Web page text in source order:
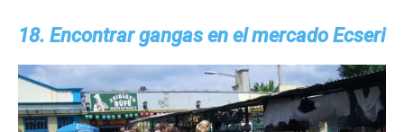
18. Encontrar gangas en el mercado Ecseri